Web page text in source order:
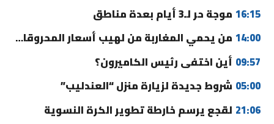
16:15 موجة حر لـ3 أيام بعدة مناطق
14:00 من يحمي المغاربة من لهيب أسعار المحروقات؟
09:57 أين اختفى رئيس الكاميرون؟
05:00 شروط جديدة لزيارة منزل “العندليب”
21:06 لقجع يرسم خارطة تطوير الكرة النسوية